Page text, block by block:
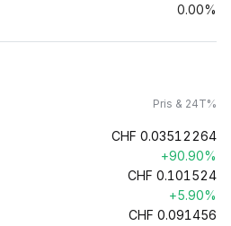
0.00%
Pris & 24T%
CHF 0.03512264
+90.90%
CHF 0.101524
+5.90%
CHF 0.091456